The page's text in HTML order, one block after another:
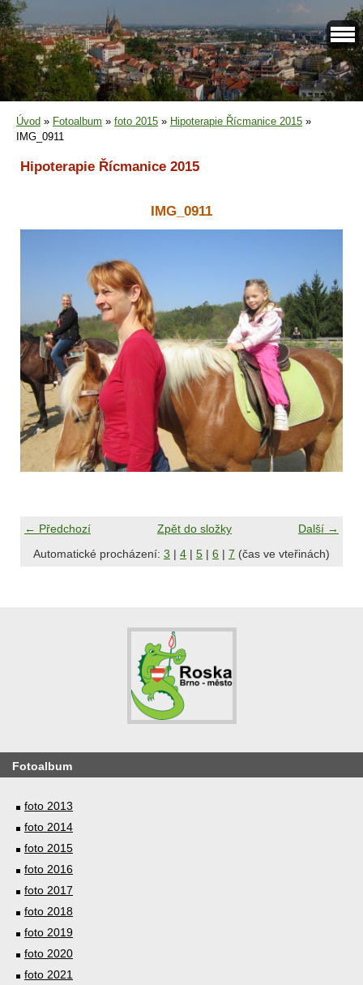
Úvod » Fotoalbum » foto 2015 » Hipoterapie Řícmanice 2015 »
IMG_0911
Hipoterapie Řícmanice 2015
IMG_0911
← Předchozí Další →
Zpět do složky
Automatické procházení: 3 | 4 | 5 | 6 | 7 (čas ve vteřinách)
Fotoalbum
foto 2013
foto 2014
foto 2015
foto 2016
foto 2017
foto 2018
foto 2019
foto 2020
foto 2021